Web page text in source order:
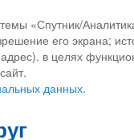
«Спутник/
его экрана;
в целях
данных.